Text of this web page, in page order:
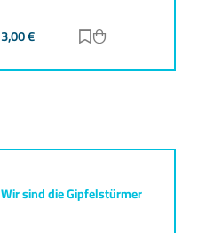
3,00€ Zur Merkliste
Wir sind die Gipfelstürmer